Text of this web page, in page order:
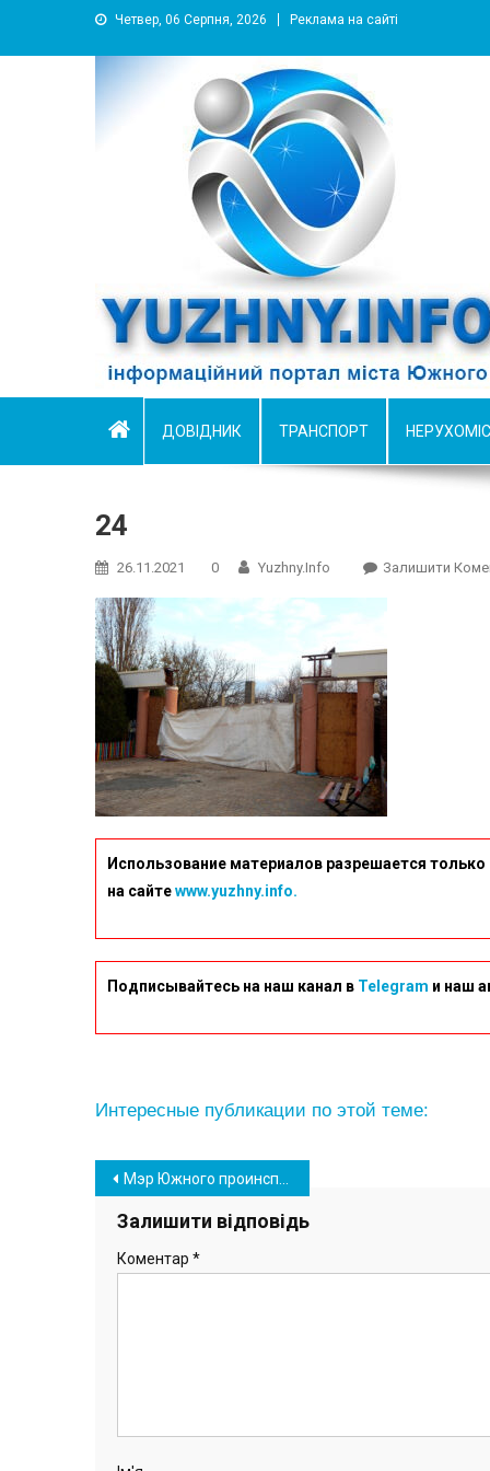
Четвер, 06 Серпня, 2026 Реклама на сайті
YUZHNY.INFO
информационный портал города Южный
ДОВІДНИК ТРАНСПОРТ
24
26.11.2021 0 Yuzhny.info Залишити
Использование материалов разрешается
на сайтеwww.yuzhny.info.
Подписывайтесь на наш канал в Telegram и наш
Интересные публикации по этой теме:
Навігація
записів
Мэр Южного проинспектировал строительные объекты города (фото)
Залишити відповідь
Коментар *